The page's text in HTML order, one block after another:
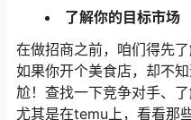
了解你的目标市场
在做招商之前，咱们得先
如果你开个美食店，却不
尬！查找一下竞争对手、
尤其是在temu上，看看那